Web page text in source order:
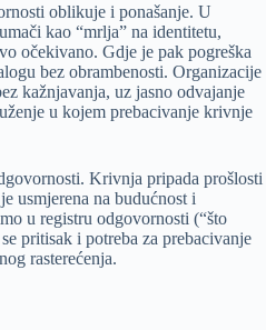
oblikuje i ponašanje. U
kao “mrlja” na identitetu,
očekivano. Gdje je pak pogreška
bez obrambenosti. Organizacije
kažnjavanja, uz jasno odvajanje
u kojem prebacivanje krivnje
Krivnja pripada prošlosti
usmjerena na budućnost i
u registru odgovornosti (“što
pritisak i potreba za prebacivanje
rasterećenja.